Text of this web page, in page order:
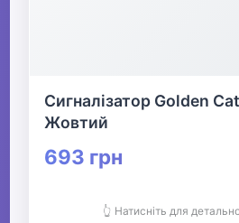
Сигналізатор Golden
Жовтий
693 грн
👆 Натисніть для